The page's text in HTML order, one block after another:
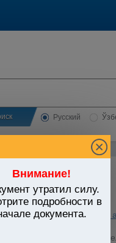
Русский
Внимание!
утратил силу.
подробности в
документа.
/ Утратившие силу
14.10.1993 г. N 499 "О